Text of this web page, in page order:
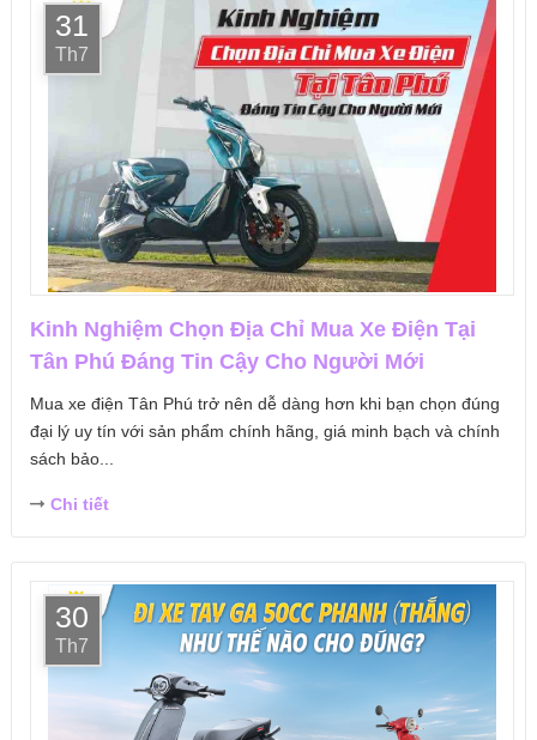
31
Th7
Kinh Nghiệm Chọn Địa Chỉ Mua Xe Điện Tại
Tân Phú Đáng Tin Cậy Cho Người Mới
Mua xe điện Tân Phú trở nên dễ dàng hơn khi bạn chọn đúng
đại lý uy tín với sản phẩm chính hãng, giá minh bạch và chính
sách bảo...
Chi tiết
30
Th7